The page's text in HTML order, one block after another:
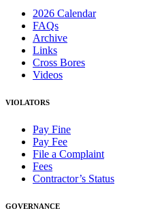
2026 Calendar
FAQs
Archive
Links
Cross Bores
Videos
VIOLATORS
Pay Fine
Pay Fee
File a Complaint
Fees
Contractor’s Status
GOVERNANCE